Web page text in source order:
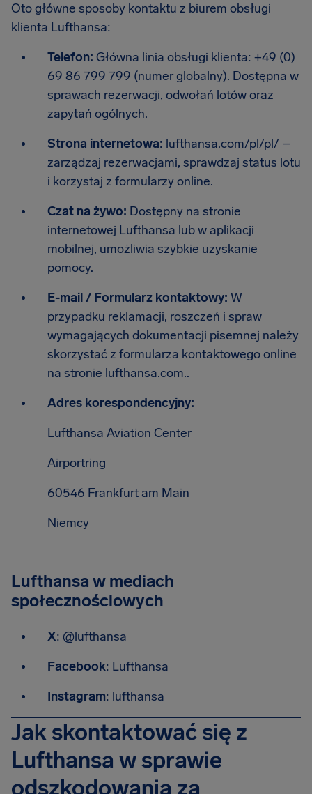
Oto główne sposoby kontaktu z biurem obsługi
klienta Lufthansa:
Telefon: Główna linia obsługi klienta: +49 (0)
69 86 799 799 (numer globalny). Dostępna w
sprawach rezerwacji, odwołań lotów oraz
zapytań ogólnych.
Strona internetowa: lufthansa.com/pl/pl/ –
zarządzaj rezerwacjami, sprawdzaj status lotu
i korzystaj z formularzy online.
Czat na żywo: Dostępny na stronie
internetowej Lufthansa lub w aplikacji
mobilnej, umożliwia szybkie uzyskanie
pomocy.
E-mail / Formularz kontaktowy: W
przypadku reklamacji, roszczeń i spraw
wymagających dokumentacji pisemnej należy
skorzystać z formularza kontaktowego online
na stronie lufthansa.com..
Adres korespondencyjny:
Lufthansa Aviation Center
Airportring
60546 Frankfurt am Main
Niemcy
Lufthansa w mediach
społecznościowych
X: @lufthansa
Facebook: Lufthansa
Instagram: lufthansa
Jak skontaktować się z
Lufthansa w sprawie
odszkodowania za